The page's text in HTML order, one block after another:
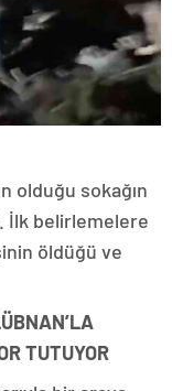
olduğu sokağın
İlk belirlemelere
öldüğü ve
TUTUYOR